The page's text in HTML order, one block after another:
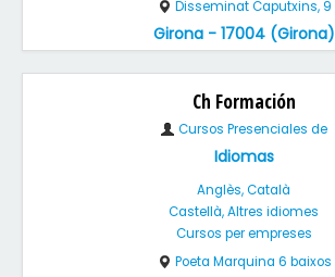
Disseminat Caputxins, 9
Girona - 17004 (Girona)
Ch Formación
Cursos Presenciales de
Idiomas
Anglès, Català
Castellà, Altres idiomes
Cursos per empreses
Poeta Marquina 6 baixos